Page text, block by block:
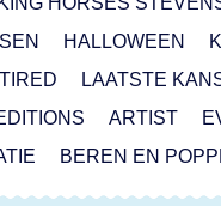
HALLOWEEN
LAATSTE
ARTIST
BEREN EN